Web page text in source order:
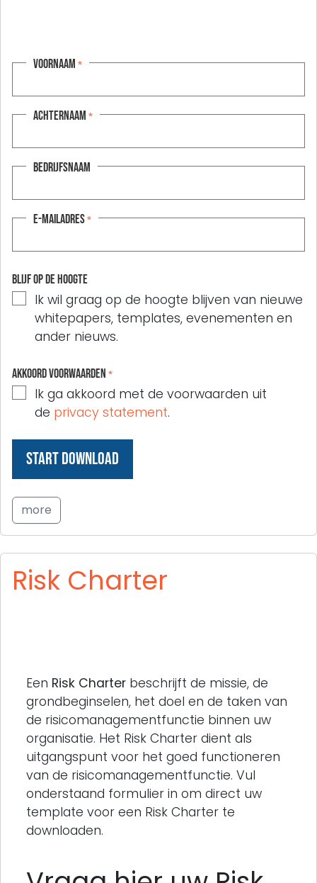
Voornaam *
Achternaam *
Bedrijfsnaam
E-mailadres*
Blijf op de hoogte
Ik wil graag op de hoogte blijven van nieuwe
whitepapers, templates, evenementen en
ander nieuws.
Akkoord voorwaarden *
Ik ga akkoord met de voorwaarden uit
de privacy statement.
more
Risk Charter
Een Risk Charter beschrijft de missie, de
grondbeginselen, het doel en de taken van
de risicomanagementfunctie binnen uw
organisatie. Het Risk Charter dient als
uitgangspunt voor het goed functioneren
van de risicomanagementfunctie. Vul
onderstaand formulier in om direct uw
template voor een Risk Charter te
downloaden.